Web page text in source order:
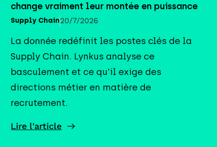
change vraiment leur montée en puissance
Supply Chain20/7/2026
La donnée redéfinit les postes clés de la
Supply Chain. Lynkus analyse ce
basculement et ce qu'il exige des
directions métier en matière de
recrutement.
Lire l'article